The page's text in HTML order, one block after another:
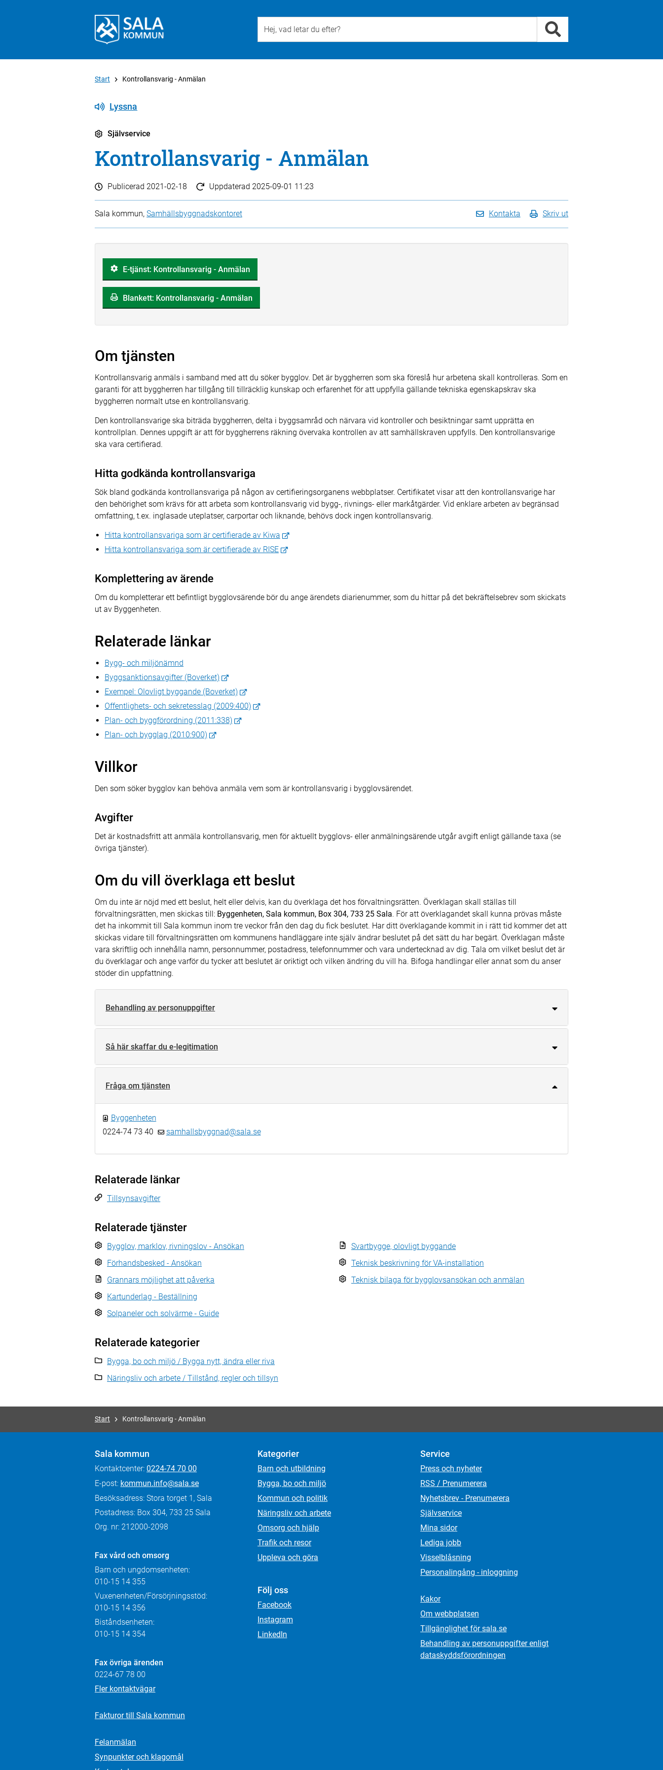
Start Kontrollansvarig - Anmälan
Lyssna
Självservice
Kontrollansvarig - Anmälan
Publicerad 2021-02-18 Uppdaterad 2025-09-01 11:23
Sala kommun, Samhällsbyggnadskontoret Kontakta Skriv ut
E-tjänst: Kontrollansvarig - Anmälan
Blankett: Kontrollansvarig - Anmälan
Om tjänsten
Kontrollansvarig anmäls i samband med att du söker bygglov. Det är byggherren som ska föreslå hur arbetena skall kontrolleras. Som en
garanti för att byggherren har tillgång till tillräcklig kunskap och erfarenhet för att uppfylla gällande tekniska egenskapskrav ska
byggherren normalt utse en kontrollansvarig.
Den kontrollansvarige ska biträda byggherren, delta i byggsamråd och närvara vid kontroller och besiktningar samt upprätta en
kontrollplan. Dennes uppgift är att för byggherrens räkning övervaka kontrollen av att samhällskraven uppfylls. Den kontrollansvarige
ska vara certifierad.
Hitta godkända kontrollansvariga
Sök bland godkända kontrollansvariga på någon av certifieringsorganens webbplatser. Certifikatet visar att den kontrollansvarige har
den behörighet som krävs för att arbeta som kontrollansvarig vid bygg-, rivnings- eller markåtgärder. Vid enklare arbeten av begränsad
omfattning, t.ex. inglasade uteplatser, carportar och liknande, behövs dock ingen kontrollansvarig.
Hitta kontrollansvariga som är certifierade av Kiwa
Hitta kontrollansvariga som är certifierade av RISE
Komplettering av ärende
Om du kompletterar ett befintligt bygglovsärende bör du ange ärendets diarienummer, som du hittar på det bekräftelsebrev som skickats
ut av Byggenheten.
Relaterade länkar
Bygg- och miljönämnd
Byggsanktionsavgifter (Boverket)
Exempel: Olovligt byggande (Boverket)
Offentlighets- och sekretesslag (2009:400)
Plan- och byggförordning (2011:338)
Plan- och bygglag (2010:900)
Villkor
Den som söker bygglov kan behöva anmäla vem som är kontrollansvarig i bygglovsärendet.
Avgifter
Det är kostnadsfritt att anmäla kontrollansvarig, men för aktuellt bygglovs- eller anmälningsärende utgår avgift enligt gällande taxa (se
övriga tjänster).
Om du vill överklaga ett beslut
Om du inte är nöjd med ett beslut, helt eller delvis, kan du överklaga det hos förvaltningsrätten. Överklagan skall ställas till
förvaltningsrätten, men skickas till: Byggenheten, Sala kommun, Box 304, 733 25 Sala. För att överklagandet skall kunna prövas måste
det ha inkommit till Sala kommun inom tre veckor från den dag du fick beslutet. Har ditt överklagande kommit in i rätt tid kommer det att
skickas vidare till förvaltningsrätten om kommunens handläggare inte själv ändrar beslutet på det sätt du har begärt. Överklagan måste
vara skriftlig och innehålla namn, personnummer, postadress, telefonnummer och vara undertecknad av dig. Tala om vilket beslut det är
du överklagar och ange varför du tycker att beslutet är oriktigt och vilken ändring du vill ha. Bifoga handlingar eller annat som du anser
stöder din uppfattning.
Behandling av personuppgifter
Så här skaffar du e-legitimation
Fråga om tjänsten
Byggenheten
0224-74 73 40
samhallsbyggnad@sala.se
Relaterade länkar
Tillsynsavgifter
Relaterade tjänster
Bygglov, marklov, rivningslov - Ansökan
Förhandsbesked - Ansökan
Grannars möjlighet att påverka
Kartunderlag - Beställning
Solpaneler och solvärme - Guide
Svartbygge, olovligt byggande
Teknisk beskrivning för VA-installation
Teknisk bilaga för bygglovsansökan och anmälan
Relaterade kategorier
Bygga, bo och miljö / Bygga nytt, ändra eller riva
Näringsliv och arbete / Tillstånd, regler och tillsyn
Start Kontrollansvarig - Anmälan
Sala kommun
Kontaktcenter: 0224-74 70 00
E-post: kommun.info@sala.se
Besöksadress: Stora torget 1, Sala
Postadress: Box 304, 733 25 Sala
Org. nr: 212000-2098
Fax vård och omsorg
Barn och ungdomsenheten:
010-15 14 355
Vuxenenheten/Försörjningsstöd:
010-15 14 356
Biståndsenheten:
010-15 14 354
Fax övriga ärenden
0224-67 78 00
Fler kontaktvägar
Fakturor till Sala kommun
Felanmälan
Synpunkter och klagomål
Kategorier
Barn och utbildning
Bygga, bo och miljö
Kommun och politik
Näringsliv och arbete
Omsorg och hjälp
Trafik och resor
Uppleva och göra
Följ oss
Facebook
Instagram
LinkedIn
Service
Press och nyheter
RSS / Prenumerera
Nyhetsbrev - Prenumerera
Självservice
Mina sidor
Lediga jobb
Visselblåsning
Personalingång - inloggning
Kakor
Om webbplatsen
Tillgänglighet för sala.se
Behandling av personuppgifter enligt
dataskydds­förordningen